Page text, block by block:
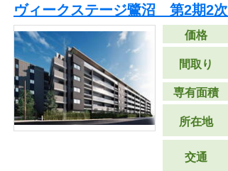
ヴィークステージ鷺沼 第2期2次
価格
間取り
専有面積
所在地
交通